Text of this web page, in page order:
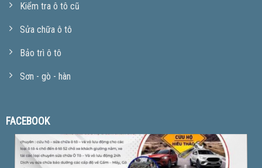
Kiểm tra ô tô cũ
Sửa chữa ô tô
Bảo trì ô tô
Sơn - gò - hàn
FACEBOOK